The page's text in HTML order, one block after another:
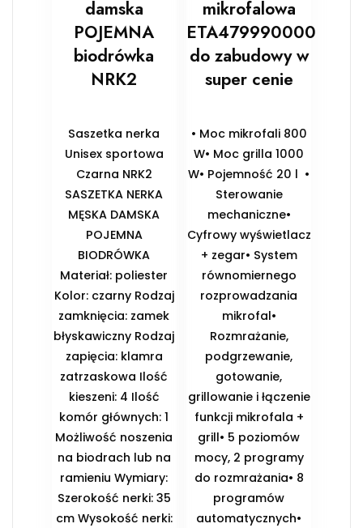
damska
POJEMNA
biodrówka
NRK2
Saszetka nerka
Unisex sportowa
Czarna NRK2
SASZETKA NERKA
MĘSKA DAMSKA
POJEMNA
BIODRÓWKA
Materiał: poliester
Kolor: czarny Rodzaj
zamknięcia: zamek
błyskawiczny Rodzaj
zapięcia: klamra
zatrzaskowa Ilość
kieszeni: 4 Ilość
komór głównych: 1
Możliwość noszenia
na biodrach lub na
ramieniu Wymiary:
Szerokość nerki: 35
cm Wysokość nerki:
mikrofalowa
ETA479990000
do zabudowy w
super cenie
• Moc mikrofali 800
W• Moc grilla 1000
W• Pojemność 20 l •
Sterowanie
mechaniczne•
Cyfrowy wyświetlacz
+ zegar• System
równomiernego
rozprowadzania
mikrofal•
Rozmrażanie,
podgrzewanie,
gotowanie,
grillowanie i łączenie
funkcji mikrofala +
grill• 5 poziomów
mocy, 2 programy
do rozmrażania• 8
programów
automatycznych•